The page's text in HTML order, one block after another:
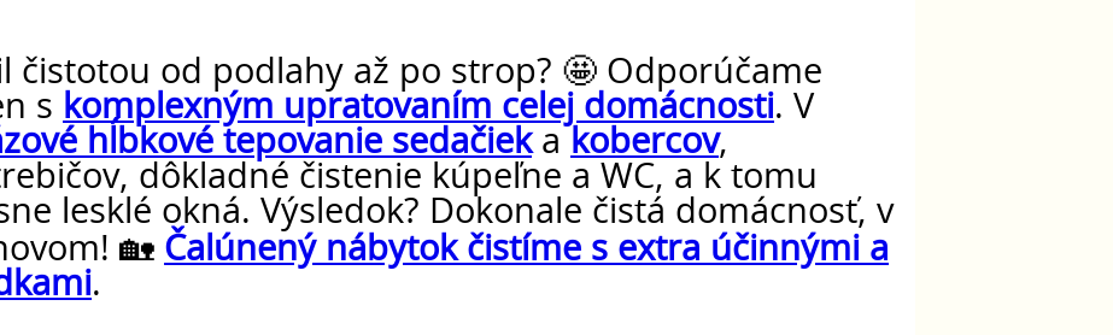
čistotou od podlahy až po strop? 🤩 Odporúčame
s komplexným upratovaním celej domácnosti. V
hĺbkové tepovanie sedačieka kobercov,
dôkladné čistenie kúpeľne a WC, a k tomu
lesklé okná. Výsledok? Dokonale čistá domácnosť, v
🏡 Čalúnený nábytok čistíme s extra účinnými a
.